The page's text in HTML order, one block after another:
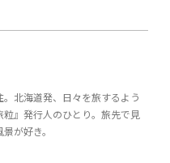
北海道発、日々を旅するよう
』発行人のひとり。旅先で見
が好き。